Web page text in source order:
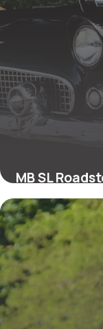
MB SL
22 mai 2026